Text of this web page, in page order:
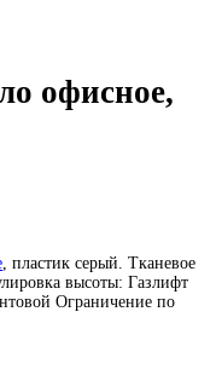
офисное,
, пластик серый. Тканевое
высоты: Газлифт
Ограничение по